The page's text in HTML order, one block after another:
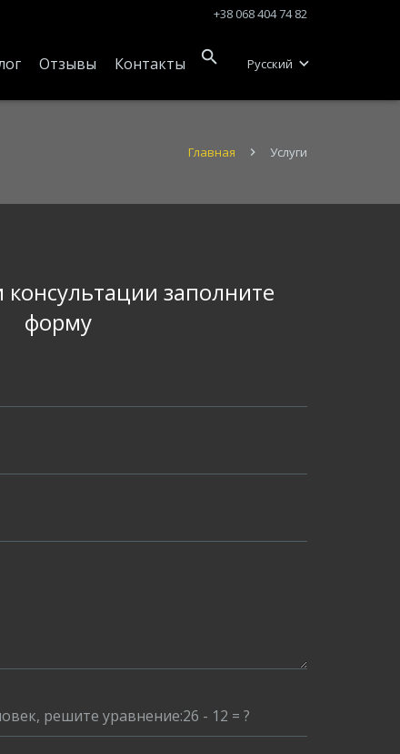
+38 068 404 74 82
Отзывы Контакты Русский
Главная Услуги
консультации заполните
форму
решите уравнение:26 - 12 = ?